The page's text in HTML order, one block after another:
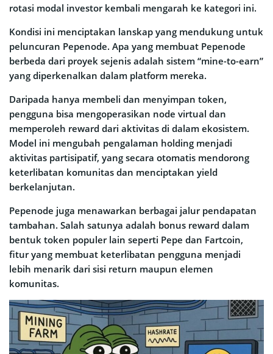
rotasi modal investor kembali mengarah ke kategori ini.
Kondisi ini menciptakan lanskap yang mendukung untuk
peluncuran Pepenode. Apa yang membuat Pepenode
berbeda dari proyek sejenis adalah sistem “mine-to-earn”
yang diperkenalkan dalam platform mereka.
Daripada hanya membeli dan menyimpan token,
pengguna bisa mengoperasikan node virtual dan
memperoleh reward dari aktivitas di dalam ekosistem.
Model ini mengubah pengalaman holding menjadi
aktivitas partisipatif, yang secara otomatis mendorong
keterlibatan komunitas dan menciptakan yield
berkelanjutan.
Pepenode juga menawarkan berbagai jalur pendapatan
tambahan. Salah satunya adalah bonus reward dalam
bentuk token populer lain seperti Pepe dan Fartcoin,
fitur yang membuat keterlibatan pengguna menjadi
lebih menarik dari sisi return maupun elemen
komunitas.